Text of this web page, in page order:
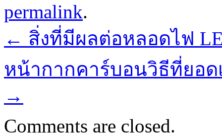
permalink.
← สิ่งที่มีผลต่อหลอดไฟ
หน้ากากคาร์บอนวิธีที่ยอ
→
Comments are closed.